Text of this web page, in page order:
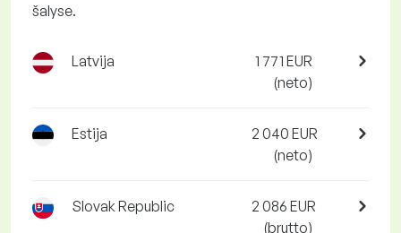
šalyse.
Latvija
1 771 EUR
(neto)
Estija
2 040 EUR
(neto)
Slovak Republic
2 086 EUR
(brutto)